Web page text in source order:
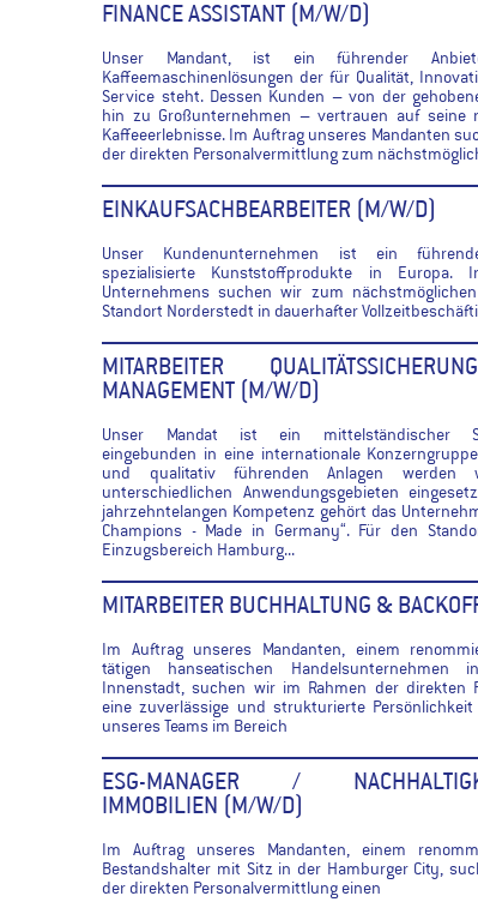
FINANCE ASSISTANT (M/W/D)
Unser Mandant, ist ein führender
Kaffeemaschinenlösungen der für Qualität,
Service steht. Dessen Kunden – von der
hin zu Großunternehmen – vertrauen auf seine
Kaffeeerlebnisse. Im Auftrag unseres Mandanten
der direkten Personalvermittlung zum
EINKAUFSACHBEARBEITER (M/W/D)
Unser Kundenunternehmen ist ein
spezialisierte Kunststoffprodukte in Europa.
Unternehmens suchen wir zum
Standort Norderstedt in dauerhafter
MITARBEITER
MANAGEMENT (M/W/D)
Unser Mandat ist ein mittelständischer
eingebunden in eine internationale
und qualitativ führenden Anlagen werden
unterschiedlichen Anwendungsgebieten
jahrzehntelangen Kompetenz gehört das
Champions - Made in Germany“. Für den
Einzugsbereich Hamburg...
MITARBEITER BUCHHALTUNG &
Im Auftrag unseres Mandanten, einem
tätigen hanseatischen Handelsunternehmen
Innenstadt, suchen wir im Rahmen der direkten
eine zuverlässige und strukturierte
unseres Teams im Bereich
ESG-MANAGER /
IMMOBILIEN (M/W/D)
Im Auftrag unseres Mandanten, einem
Bestandshalter mit Sitz in der Hamburger City,
der direkten Personalvermittlung einen